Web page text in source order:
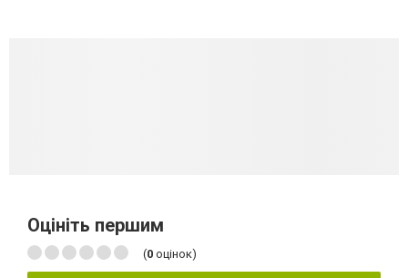
Оцініть першим
(0 оцінок)